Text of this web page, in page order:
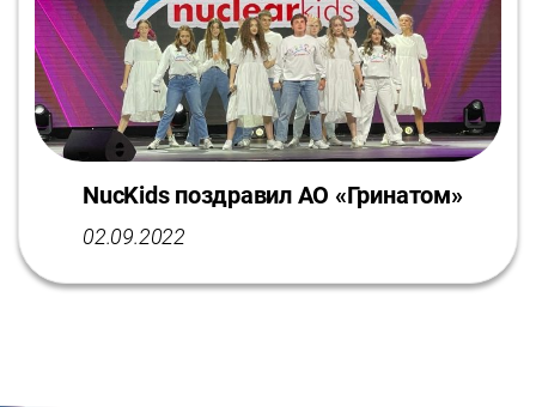
NucKids поздравил АО «Гринатом»
02.09.2022